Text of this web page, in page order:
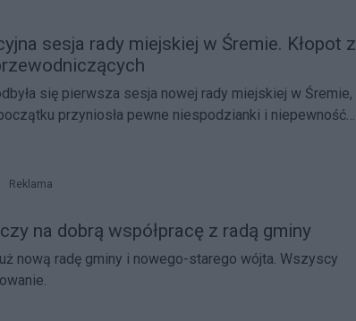
sesja rady miejskiej w Śremie. Kłopot z
się pierwsza sesja nowej rady miejskiej w Śremie,
przyniosła pewne niespodzianki i niepewność
Reklama
na dobrą współpracę z radą gminy
nową radę gminy i nowego-starego wójta. Wszyscy